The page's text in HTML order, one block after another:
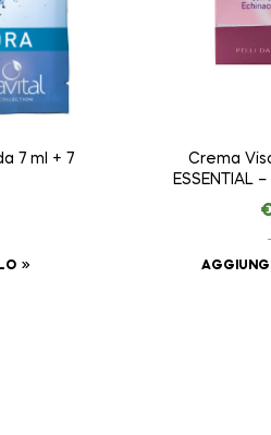
7 ml + 7
Crema
ESSENTIAL